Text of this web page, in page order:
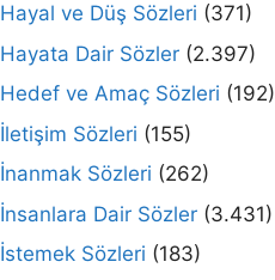
Hayal ve Düş Sözleri (371)
Hayata Dair Sözler (2.397)
Hedef ve Amaç Sözleri (192)
İletişim Sözleri (155)
İnanmak Sözleri (262)
İnsanlara Dair Sözler (3.431)
İstemek Sözleri (183)